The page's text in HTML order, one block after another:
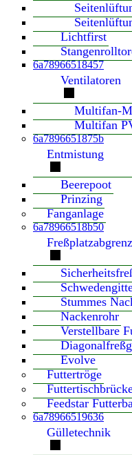
Lichtfirst
6a78966518457
Ventilatoren
Multifan-
Multifan
6a7896651875b
Entmistung
Beerepoot
Prinzing
Fanganlage
6a78966518b50
Stummes
Nackenrohr
Verstellbare
Evolve
Futtertröge
Feedstar
6a78966519636
Gülletechnik